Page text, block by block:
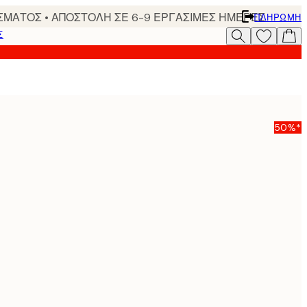
• ΑΠΟΣΤΟΛΗ ΣΕ 6-9 ΕΡΓΑΣΙΜΕΣ ΗΜΕΡΕΣΠΛΗΡΩΜΉ
50%*